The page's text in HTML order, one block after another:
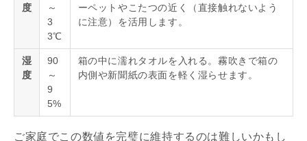
度
～
3
3℃
ーペットやこたつの近く（直接触れないよう
に注意）を活用します。
湿
度
90
～
9
5%
箱の中に濡れタオルを入れる。霧吹きで箱の
内側や新聞紙の表面を軽く湿らせます。
ご家庭でこの数値を完璧に維持するのは難しいかもし